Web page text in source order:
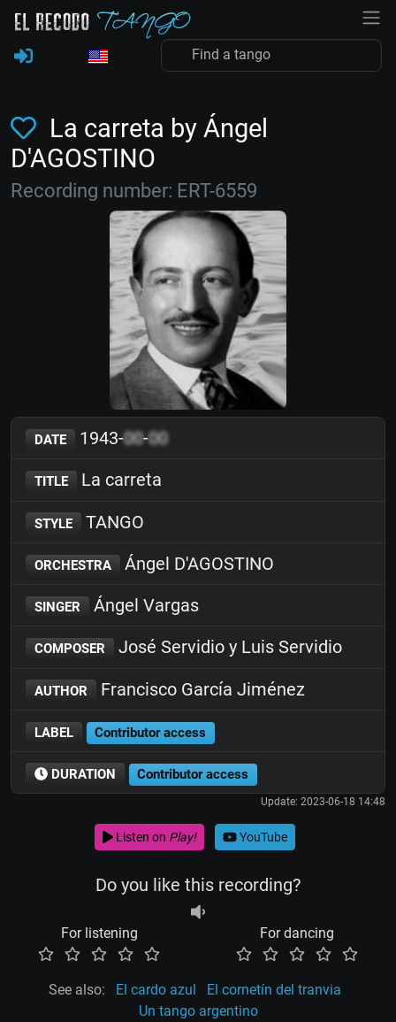
La carreta by Ángel
D'AGOSTINO
Recording number: ERT-6559
DATE 1943-00-00
TITLE La carreta
STYLE TANGO
ORCHESTRA Ángel D'AGOSTINO
SINGER Ángel Vargas
COMPOSER José Servidio y Luis Servidio
AUTHOR Francisco García Jiménez
LABEL Contributor access
DURATION Contributor access
Update: 2023-06-18 14:48
Listen on Play! YouTube
Do you like this recording?
For listening For dancing
See also: El cardo azul
El cornetín del tranvia
Un tango argentino